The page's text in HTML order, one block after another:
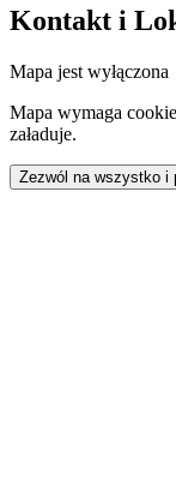
Kontakt i
Mapa jest wyłączona
Mapa wymaga
załaduje.
Zezwól na wszystko i